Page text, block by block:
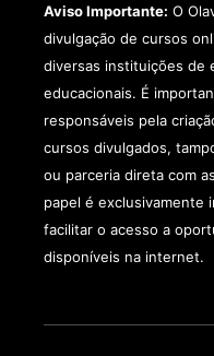
Aviso Importante: O
divulgação de cursos
diversas instituições de
educacionais. É
responsáveis pela
cursos divulgados,
ou parceria direta com
papel é exclusivamente
facilitar o acesso a
disponíveis na internet.